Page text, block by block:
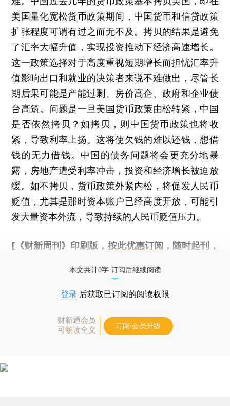
美国量化宽松货币政策期间，中国货币和信贷政策
扩张程度可谓有过之而无不及。拷贝的结果是避免
了汇率大幅升值，实现投资推动下经济高速增长。
这一政策选择对于高度重视短期增长而担忧汇率升
值影响出口和就业的决策者来说不难做出，尽管长
期后果可能是产能过剩、房价高企、政府和企业债
台高筑。问题是一旦美国货币政策由松转紧，中国
是否依然拷贝？如拷贝，则中国货币政策也将收
紧，导致利率上扬。这将使欠钱的难以还钱，想借
钱的无力借钱。中国的债务问题将会更充分地暴
露，房地产遭受利率冲击，投资和经济增长被迫放
缓。如不拷贝，货币政策外紧内松，将促发人民币
贬值，尤其是那时资本账户已经高度开放，可能引
发大量资本外流，导致持续的人民币贬值压力。
[《财新周刊》印刷版， 按此优惠订阅 ，随时起刊，
本文共计0字 订阅后继续阅读
登录 后获取已订阅的阅读权限
财新通会员
可畅读全文
订阅/会员升级